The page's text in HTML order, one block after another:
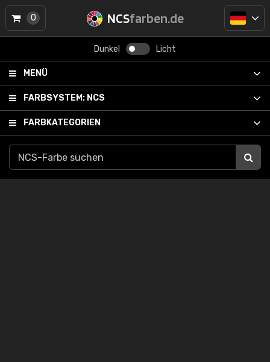
NCSfarben.de
Dunkel Licht
MENÜ
FARBSYSTEM: NCS
FARBKATEGORIEN
0